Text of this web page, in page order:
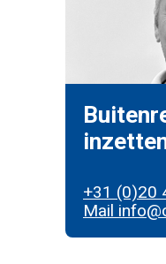
+31 (0)20
Mail